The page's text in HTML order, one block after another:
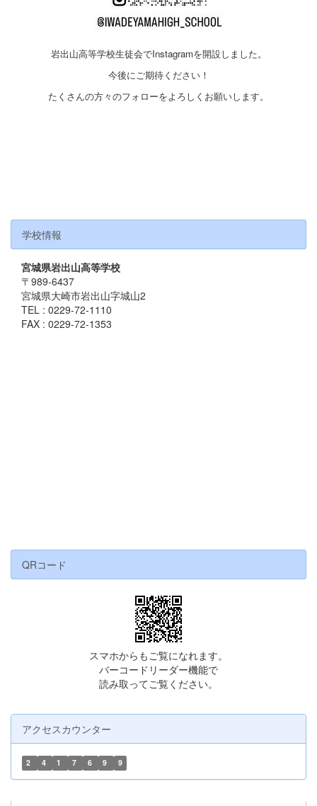
岩出山高等学校生徒会でInstagramを開設しました。
今後にご期待ください！
たくさんの方々のフォローをよろしくお願いします。
学校情報
宮城県岩出山高等学校
〒989-6437
宮城県大崎市岩出山字城山2
TEL : 0229-72-1110
FAX : 0229-72-1353
QRコード
スマホからもご覧になれます。
バーコードリーダー機能で
読み取ってご覧ください。
アクセスカウンター
2 4 1 7 6 9 9